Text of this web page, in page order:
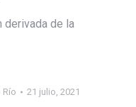
derivada de la
Río 21 julio, 2021